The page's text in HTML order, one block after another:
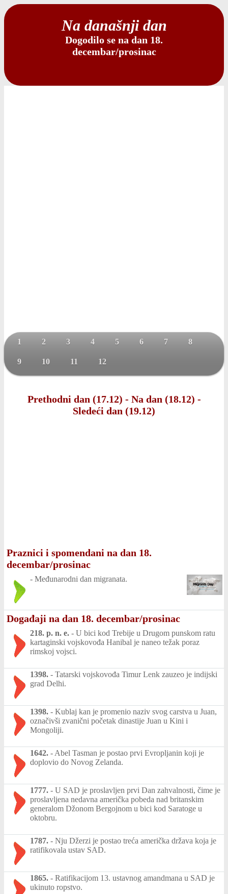
Na današnji dan
Dogodilo se na dan 18.
decembar/prosinac
1 2 3 4 5 6 7 8
9 10 11 12
Prethodni dan (17.12) - Na dan (18.12) -
Sledeći dan (19.12)
Praznici i spomendani na dan 18.
decembar/prosinac
- Međunarodni dan migranata.
Događaji na dan 18. decembar/prosinac
218. p. n. e. - U bici kod Trebije u Drugom punskom ratu
kartaginski vojskovođa Hanibal je naneo težak poraz
rimskoj vojsci.
1398. - Tatarski vojskovođa Timur Lenk zauzeo je indijski
grad Delhi.
1398. - Kublaj kan je promenio naziv svog carstva u Juan,
označivši zvanični početak dinastije Juan u Kini i
Mongoliji.
1642. - Abel Tasman je postao prvi Evropljanin koji je
doplovio do Novog Zelanda.
1777. - U SAD je proslavljen prvi Dan zahvalnosti, čime je
proslavljena nedavna američka pobeda nad britanskim
generalom Džonom Bergojnom u bici kod Saratoge u
oktobru.
1787. - Nju Džerzi je postao treća američka država koja je
ratifikovala ustav SAD.
1865. - Ratifikacijom 13. ustavnog amandmana u SAD je
ukinuto ropstvo.